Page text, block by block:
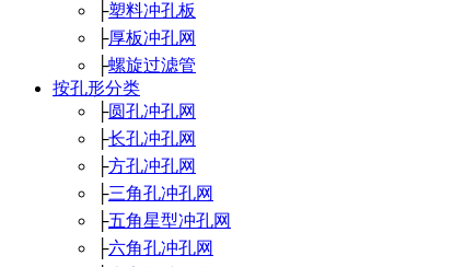
├塑料冲孔板
├厚板冲孔网
├螺旋过滤管
按孔形分类
├圆孔冲孔网
├长孔冲孔网
├方孔冲孔网
├三角孔冲孔网
├五角星型冲孔网
├六角孔冲孔网